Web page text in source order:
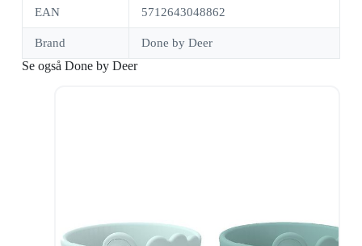
EAN 5712643048862
Brand Done by Deer
Se også Done by Deer